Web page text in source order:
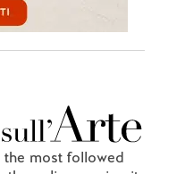
most followed